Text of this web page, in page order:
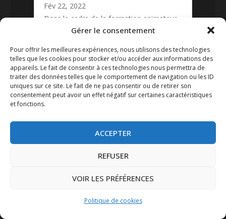
Gérer le consentement
Pour offrir les meilleures expériences, nous utilisons des technologies
telles que les cookies pour stocker et/ou accéder aux informations des
appareils. Le fait de consentir à ces technologies nous permettra de
traiter des données telles que le comportement de navigation ou les ID
uniques sur ce site. Le fait de ne pas consentir ou de retirer son
consentement peut avoir un effet négatif sur certaines caractéristiques
et fonctions.
ACCEPTER
REFUSER
VOIR LES PRÉFÉRENCES
Politique de cookies
Fév 22, 2022
Dans le cadre de la formation animateur
radio polyvalent organisée par notre
lire plus
Coton-Tige FM : 3 émissions en
Fév 15, 2022